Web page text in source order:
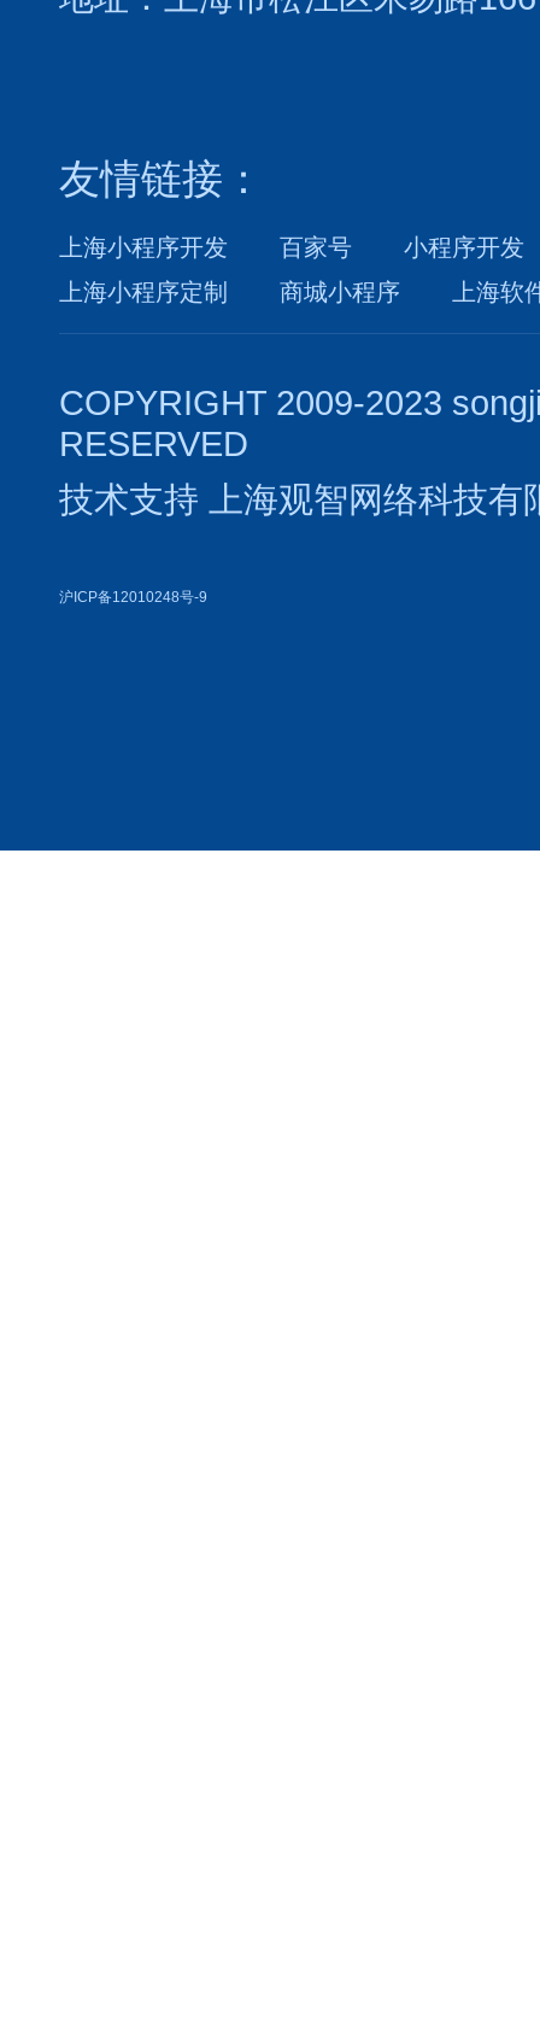
友情链接：
上海小程序开发 百家号
小程序开发
上海小程序定制
商城小程序 上海软
COPYRIGHT 2009-2023
RESERVED
技术支持
上海观智网络科技有
沪ICP备12010248号-9